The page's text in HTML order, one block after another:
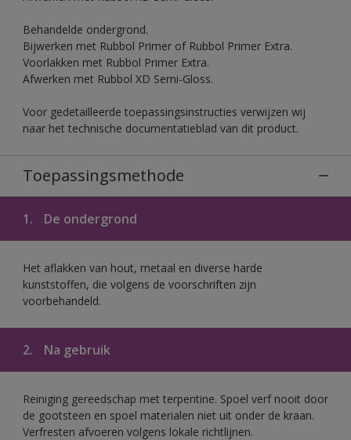
Behandelde ondergrond.
Bijwerken met Rubbol Primer of Rubbol Primer Extra.
Voorlakken met Rubbol Primer Extra.
Afwerken met Rubbol XD Semi-Gloss.
Voor gedetailleerde toepassingsinstructies verwijzen wij
naar het technische documentatieblad van dit product.
Toepassingsmethode
1. De ondergrond
Het aflakken van hout, metaal en diverse harde
kunststoffen, die volgens de voorschriften zijn
voorbehandeld.
2. Na gebruik
Reiniging gereedschap met terpentine. Spoel verf nooit door
de gootsteen en spoel materialen niet uit onder de kraan.
Verfresten afvoeren volgens lokale richtlijnen.